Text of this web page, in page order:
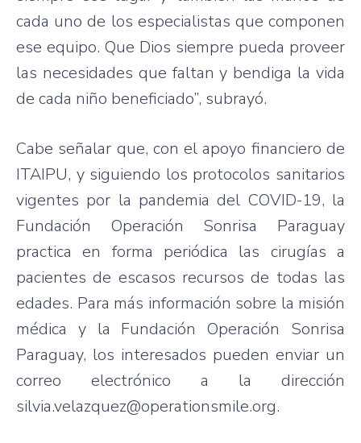
cada uno de los especialistas que componen
ese equipo. Que Dios siempre pueda proveer
las necesidades que faltan y bendiga la vida
de cada niño beneficiado”, subrayó.
Cabe señalar que, con el apoyo financiero de
ITAIPU, y siguiendo los protocolos sanitarios
vigentes por la pandemia del COVID-19, la
Fundación Operación Sonrisa Paraguay
practica en forma periódica las cirugías a
pacientes de escasos recursos de todas las
edades. Para más información sobre la misión
médica y la Fundación Operación Sonrisa
Paraguay, los interesados pueden enviar un
correo electrónico a la dirección
silvia.velazquez@operationsmile.org.